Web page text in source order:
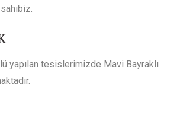
yapılan tesislerimizde Mavi Bayraklı